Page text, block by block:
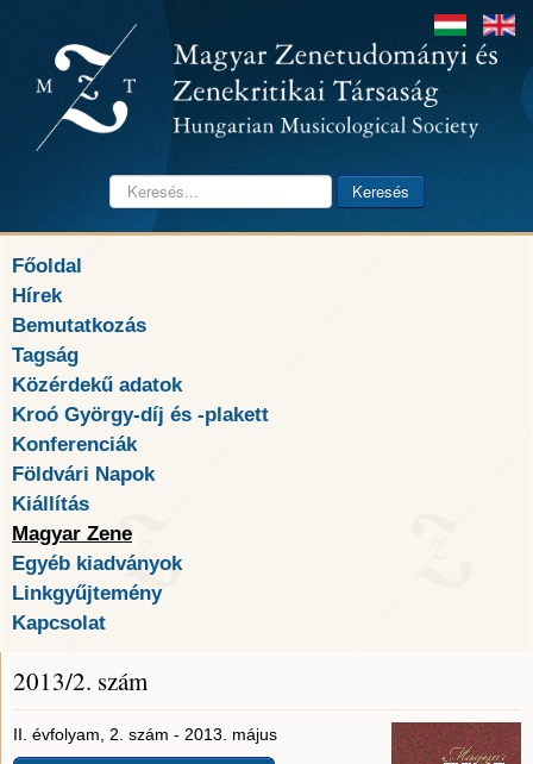
Keresés... Keresés
Főoldal
Hírek
Bemutatkozás
Tagság
Közérdekű adatok
Kroó György-díj és -plakett
Konferenciák
Földvári Napok
Kiállítás
Magyar Zene
Egyéb kiadványok
Linkgyűjtemény
Kapcsolat
2013/2. szám
II. évfolyam, 2. szám - 2013. május